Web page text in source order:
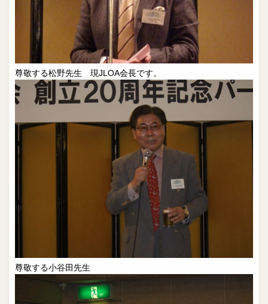
尊敬する松野先生 現JLOA会長です。
尊敬する小谷田先生